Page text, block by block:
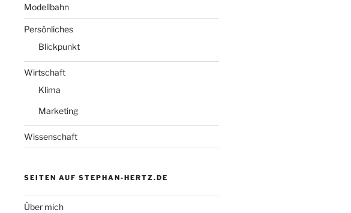
Modellbahn
Persönliches
Blickpunkt
Wirtschaft
Klima
Marketing
Wissenschaft
SEITEN AUF STEPHAN-HERTZ.DE
Über mich